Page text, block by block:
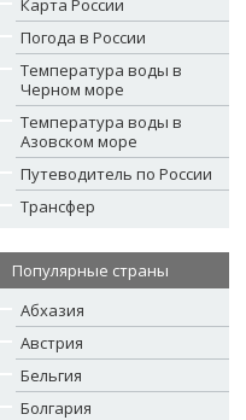
Карта России
Погода в России
Температура воды в
Черном море
Температура воды в
Азовском море
Путеводитель по России
Трансфер
Популярные страны
Абхазия
Австрия
Бельгия
Болгария